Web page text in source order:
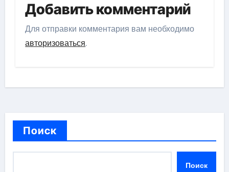
Добавить комментарий
Для отправки комментария вам необходимо
авторизоваться.
Поиск
Поиск